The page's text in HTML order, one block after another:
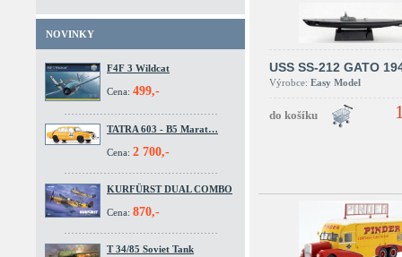
NOVINKY
F4F 3 Wildcat
Cena: 499,-
TATRA 603 - B5 Marat…
Cena: 2 700,-
KURFÜRST DUAL COMBO
Cena: 870,-
T 34/85 Soviet Tank
USS SS-212 GATO
Výrobce: Easy Model